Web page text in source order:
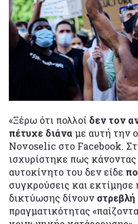
«Ξέρω ότι πολλοί δεν τον
πέτυχε διάνα με αυτή την
Novoselic στο Facebook.
ισχυρίστηκε πως κάνοντας
αυτοκίνητο του δεν είδε
συγκρούσεις και
δικτύωσης δίνουν στρεβλή
πραγματικότητας